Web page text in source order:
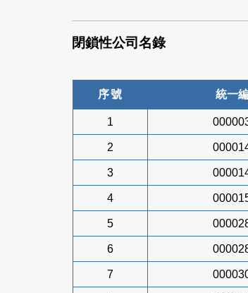
閉鎖性公司名錄
序號 統一
1
2
3
4
5
6
7